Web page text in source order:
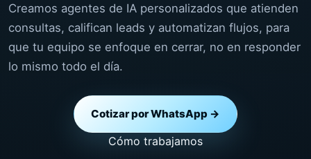
Creamos agentes de IA personalizados que atienden
consultas, califican leads y automatizan flujos, para
que tu equipo se enfoque en cerrar, no en responder
lo mismo todo el día.
Cotizar por WhatsApp →
Cómo trabajamos